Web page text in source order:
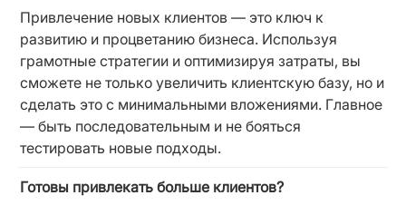
Привлечение новых клиентов — это ключ к
развитию и процветанию бизнеса. Используя
грамотные стратегии и оптимизируя затраты, вы
сможете не только увеличить клиентскую базу, но и
сделать это с минимальными вложениями. Главное
— быть последовательным и не бояться
тестировать новые подходы.
Готовы привлекать больше клиентов?